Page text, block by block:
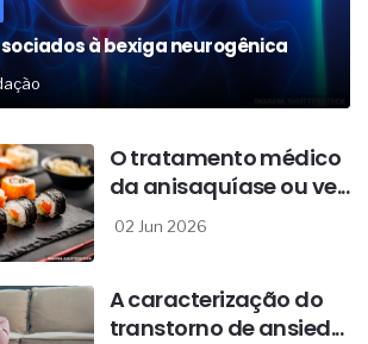
à bexiga neurogênica
O tratamento médico
da anisaquíase ou ve...
02 Jun 2026
A caracterização do
transtorno de ansied...